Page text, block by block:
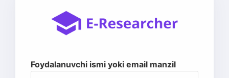
Foydalanuvchi ismi yoki email manzil